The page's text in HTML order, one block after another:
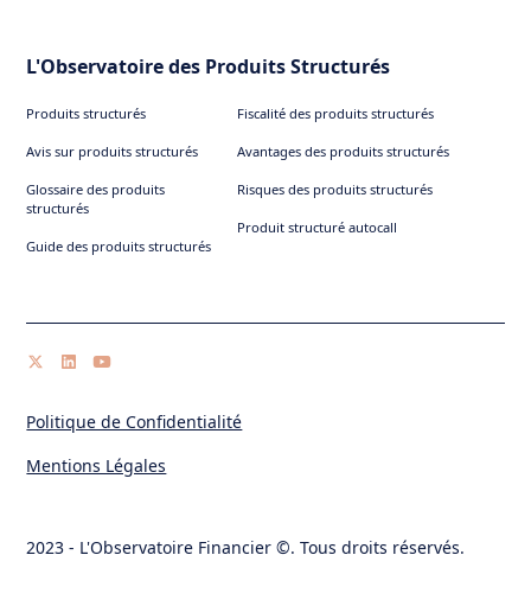
L'Observatoire des Produits Structurés
Produits structurés
Avis sur produits structurés
Glossaire des produits
structurés
Guide des produits structurés
Fiscalité des produits structurés
Avantages des produits structurés
Risques des produits structurés
Produit structuré autocall
2023 - L'Observatoire Financier ©. Tous droits réservés.
Politique de Confidentialité
Mentions Légales